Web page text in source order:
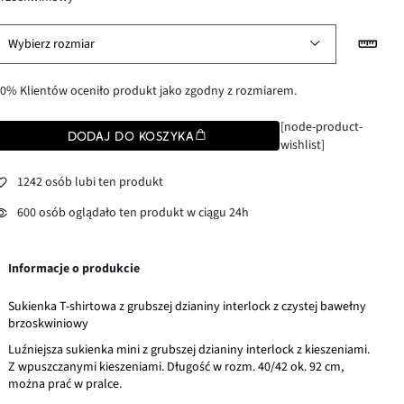
Wybierz rozmiar
Klientów oceniło produkt jako zgodny z rozmiarem.
DODAJ DO KOSZYKA
[node-product-
wishlist]
1242 osób lubi ten produkt
600 osób oglądało ten produkt w ciągu 24h
Informacje o produkcie
Sukienka T-shirtowa z grubszej dzianiny interlock z czystej bawełny
brzoskwiniowy
Luźniejsza sukienka mini z grubszej dzianiny interlock z kieszeniami.
Z wpuszczanymi kieszeniami. Długość w rozm. 40/42 ok. 92 cm,
można prać w pralce.